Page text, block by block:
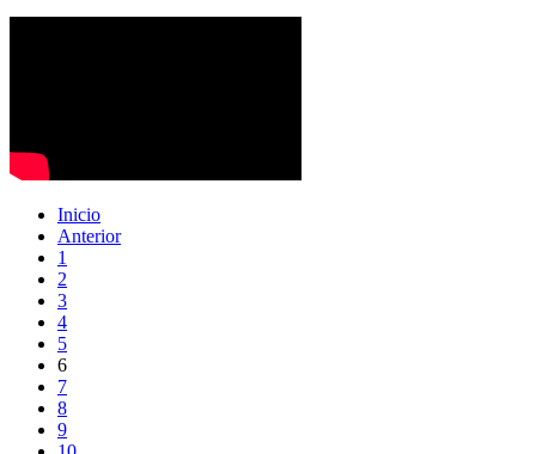
Inicio
Anterior
1
2
3
4
5
6
7
8
9